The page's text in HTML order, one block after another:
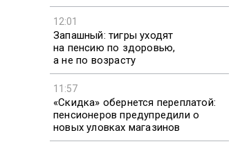
12:01
Запашный: тигры уходят
на пенсию по здоровью,
а не по возрасту
11:57
«Скидка» обернется переплатой:
пенсионеров предупредили о
новых уловках магазинов